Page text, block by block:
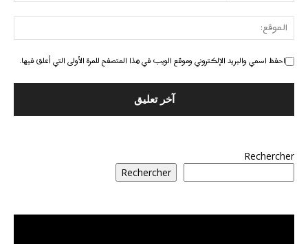
احفظ اسمي والبريد الإلكتروني وموقع الويب في هذا المتصفح للمرة الأولى التي أعلق فيها.
Rechercher
Rechercher